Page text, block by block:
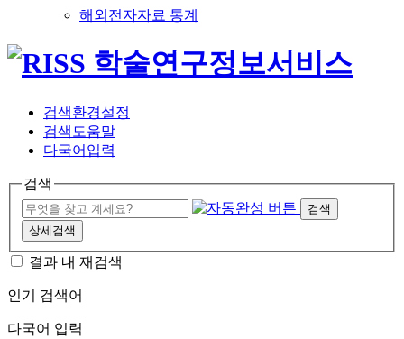
해외전자자료 통계
검색환경설정
검색도움말
다국어입력
검색
검색
상세검색
결과 내 재검색
인기 검색어
다국어 입력